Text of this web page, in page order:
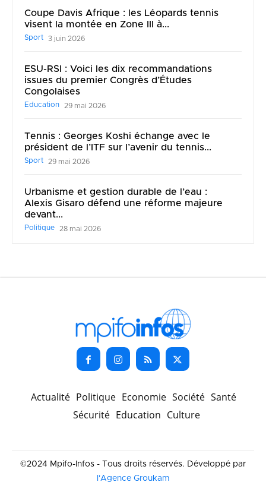
Coupe Davis Afrique : les Léopards tennis
visent la montée en Zone III à...
Sport 3 juin 2026
ESU-RSI : Voici les dix recommandations
issues du premier Congrès d’Études
Congolaises
Education 29 mai 2026
Tennis : Georges Koshi échange avec le
président de l’ITF sur l’avenir du tennis...
Sport 29 mai 2026
Urbanisme et gestion durable de l’eau :
Alexis Gisaro défend une réforme majeure
devant...
Politique 28 mai 2026
Actualité Politique Economie Société Santé
Sécurité Education Culture
©2024 Mpifo-Infos - Tous droits réservés. Développé par
l'Agence Groukam